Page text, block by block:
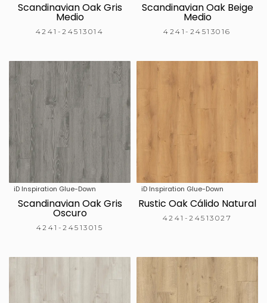
Scandinavian Oak Gris
Medio
4241-24513014
Scandinavian Oak Beige
Medio
4241-24513016
iD Inspiration Glue-Down
Scandinavian Oak Gris
Oscuro
4241-24513015
iD Inspiration Glue-Down
Rustic Oak Cálido Natural
4241-24513027